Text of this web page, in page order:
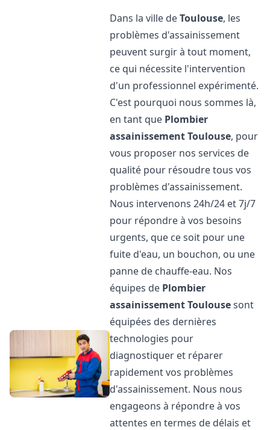
Dans la ville deToulouse, les
problèmes d'assainissement
peuvent surgir à tout moment,
ce qui nécessite l'intervention
d'un professionnel expérimenté.
C'est pourquoi nous sommes là,
en tant que Plombier
assainissementToulouse, pour
vous proposer nos services de
qualité pour résoudre tous vos
problèmes d'assainissement.
Nous intervenons 24h/24 et 7j/7
pour répondre à vos besoins
urgents, que ce soit pour une
fuite d'eau, un bouchon, ou une
panne de chauffe-eau. Nos
équipes de Plombier
assainissementToulousesont
équipées des dernières
technologies pour
diagnostiquer et réparer
rapidement vos problèmes
d'assainissement. Nous nous
engageons à répondre à vos
attentes en termes de délais et